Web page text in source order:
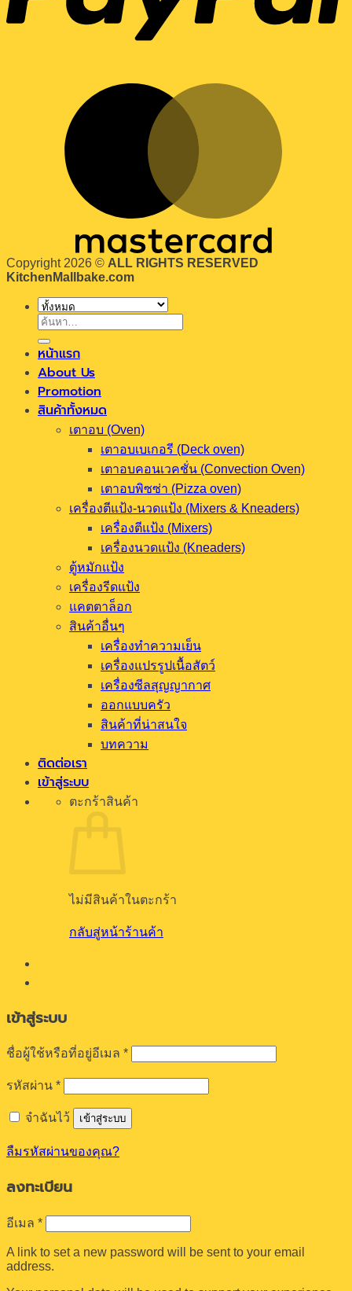
Copyright 2026 © ALL RIGHTS RESERVED
KitchenMallbake.com
ค้นหา:
หน้าแรก
About Us
Promotion
สินค้าทั้งหมด
เตาอบ (Oven)
เตาอบเบเกอรี (Deck oven)
เตาอบคอนเวคชั่น (Convection Oven)
เตาอบพิซซ่า (Pizza oven)
เครื่องตีแป้ง-นวดแป้ง (Mixers & Kneaders)
เครื่องตีแป้ง (Mixers)
เครื่องนวดแป้ง (Kneaders)
ตู้หมักแป้ง
เครื่องรีดแป้ง
แคตตาล็อก
สินค้าอื่นๆ
เครื่องทำความเย็น
เครื่องแปรรูปเนื้อสัตว์
เครื่องซีลสุญญากาศ
ออกแบบครัว
สินค้าที่น่าสนใจ
บทความ
ติดต่อเรา
เข้าสู่ระบบ
ตะกร้าสินค้า
ไม่มีสินค้าในตะกร้า
กลับสู่หน้าร้านค้า
เข้าสู่ระบบ
ชื่อผู้ใช้หรือที่อยู่อีเมล *ต้องการ
รหัสผ่าน *ต้องการ
จำฉันไว้ เข้าสู่ระบบ
ลืมรหัสผ่านของคุณ?
ลงทะเบียน
อีเมล *ต้องการ
A link to set a new password will be sent to your email
address.